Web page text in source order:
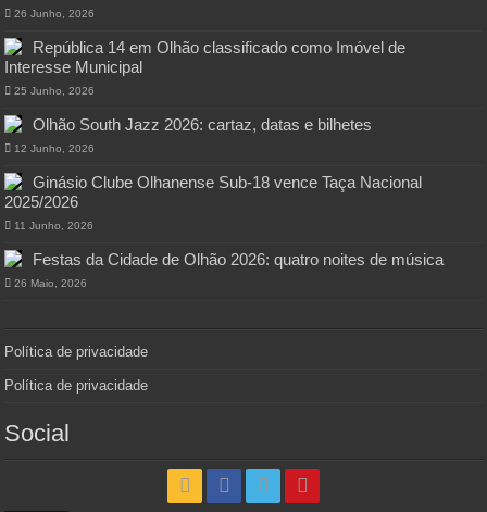
26 Junho, 2026
República 14 em Olhão classificado como Imóvel de
Interesse Municipal
25 Junho, 2026
Olhão South Jazz 2026: cartaz, datas e bilhetes
12 Junho, 2026
Ginásio Clube Olhanense Sub-18 vence Taça Nacional
2025/2026
11 Junho, 2026
Festas da Cidade de Olhão 2026: quatro noites de música
26 Maio, 2026
Política de privacidade
Política de privacidade
Social